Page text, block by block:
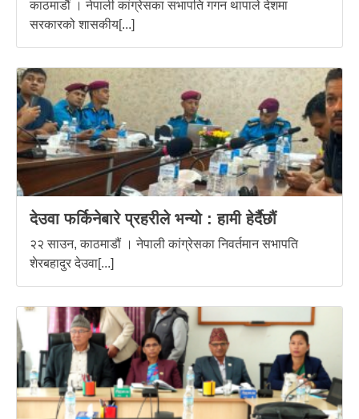
काठमाडौं । नेपाली कांग्रेसका सभापति गगन थापाले देशमा
सरकारको शासकीय[...]
देउवा फर्किनेबारे प्रहरीले भन्यो : हामी हेर्दैछौं
२२ साउन, काठमाडौं । नेपाली कांग्रेसका निवर्तमान सभापति
शेरबहादुर देउवा[...]